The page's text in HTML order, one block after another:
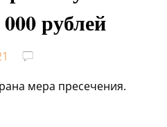
рублей
мера пресечения.